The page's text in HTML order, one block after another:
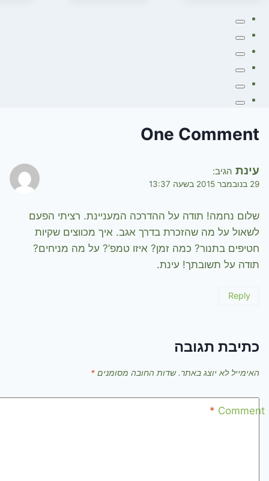
One Comment
עינת הגיב:
29 בנובמבר 2015 בשעה 13:37
שלום נחמה! תודה על ההדרכה המעניינת. רציתי הפעם
לשאול על מה שהזכרת בדרך אגב. איך מכווצים שקיות
חטיפים בתנור? כמה זמן? איזו טמפ’? על מה מניחים?
תודה על תשובתך! עינת.
Reply
כתיבת תגובה
האימייל לא יוצג באתר. שדות החובה מסומנים *
Comment
*